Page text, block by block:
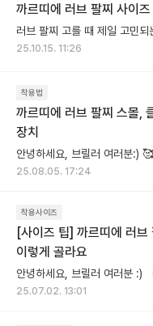
까르띠에 러브 팔찌 사이
25.10.15. 11:26
착용법
까르띠에 러브 팔찌 스몰,
장치
25.08.05. 17:24
착용사이즈
[사이즈 팁] 까르띠에 러브
이렇게 골라요
25.07.02. 13:01